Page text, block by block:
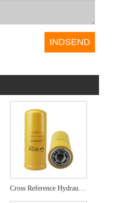
Cross Reference Hydraulic Filter HF6555